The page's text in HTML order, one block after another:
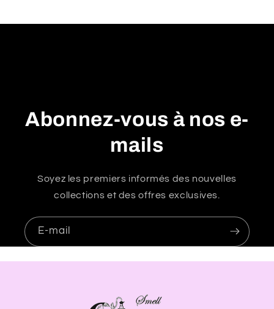
d
Abonnez-vous à nos e-
mails
Soyez les premiers informés des nouvelles
collections et des offres exclusives.
E-mail